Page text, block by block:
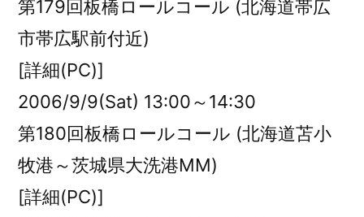
第179回板橋ロールコール (北海道帯広
市帯広駅前付近)
[詳細(PC)]
2006/9/9(Sat) 13:00～14:30
第180回板橋ロールコール (北海道苫小
牧港～茨城県大洗港MM)
[詳細(PC)]